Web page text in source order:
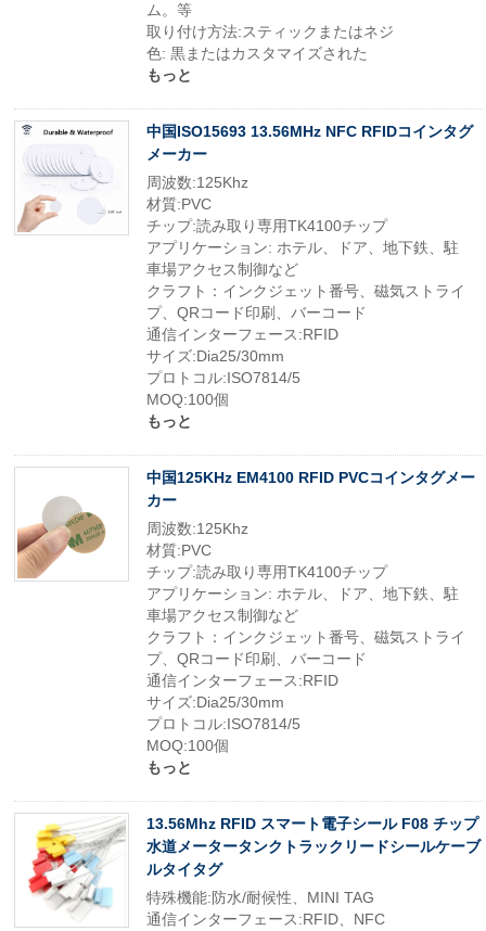
ム。等
取り付け方法:スティックまたはネジ
色: 黒またはカスタマイズされた
もっと
中国ISO15693 13.56MHz NFC RFIDコインタグ
メーカー
周波数:125Khz
材質:PVC
チップ:読み取り専用TK4100チップ
アプリケーション: ホテル、ドア、地下鉄、駐
車場アクセス制御など
クラフト：インクジェット番号、磁気ストライ
プ、QRコード印刷、バーコード
通信インターフェース:RFID
サイズ:Dia25/30mm
プロトコル:ISO7814/5
MOQ:100個
もっと
中国125KHz EM4100 RFID PVCコインタグメー
カー
周波数:125Khz
材質:PVC
チップ:読み取り専用TK4100チップ
アプリケーション: ホテル、ドア、地下鉄、駐
車場アクセス制御など
クラフト：インクジェット番号、磁気ストライ
プ、QRコード印刷、バーコード
通信インターフェース:RFID
サイズ:Dia25/30mm
プロトコル:ISO7814/5
MOQ:100個
もっと
13.56Mhz RFID スマート電子シール F08 チップ
水道メータータンクトラックリードシールケーブ
ルタイタグ
特殊機能:防水/耐候性、MINI TAG
通信インターフェース:RFID、NFC